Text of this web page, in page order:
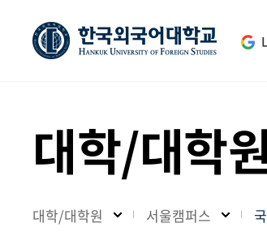
대학/대학
대학/대학원 서울캠퍼스